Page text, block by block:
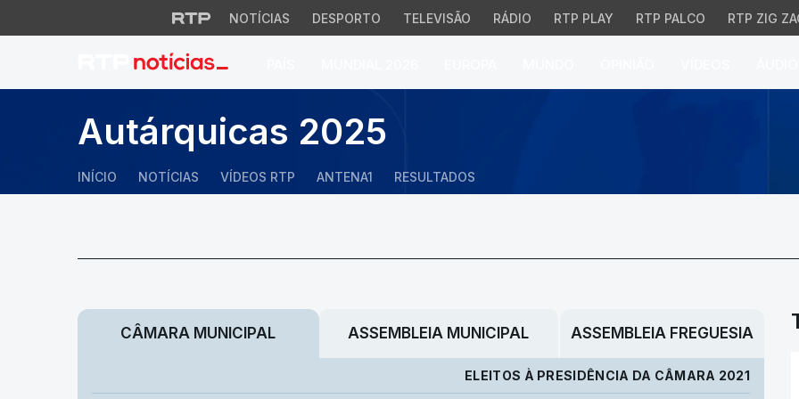
NOTÍCIAS DESPORTO TELEVISÃO RÁDIO RTP PLAY RTP PALCO RTP ZIG
Autárquicas 2025
INÍCIO NOTÍCIAS VÍDEOS RTP ANTENA1 RESULTADOS
CÂMARA MUNICIPAL ASSEMBLEIA MUNICIPAL ASSEMBLEIA FREGUESIA
ELEITOS À PRESIDÊNCIA DA CÂMARA 2021